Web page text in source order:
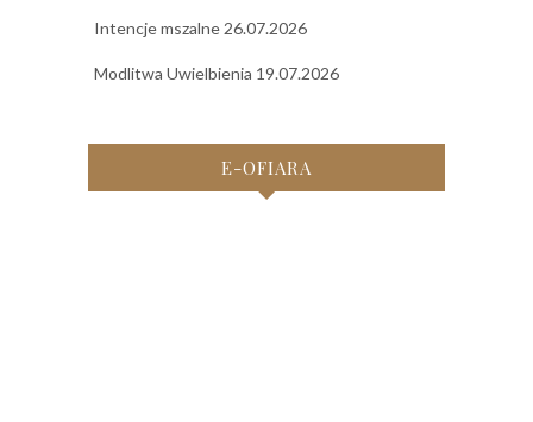
Intencje mszalne 26.07.2026
Modlitwa Uwielbienia 19.07.2026
E-OFIARA